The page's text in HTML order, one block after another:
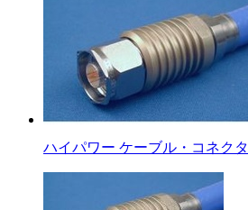
ハイパワー ケーブル・コネクタ